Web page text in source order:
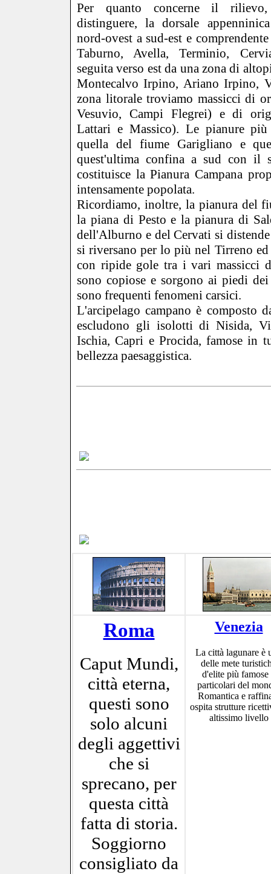
Per quanto concerne il rilievo,
distinguere, la dorsale
nord-ovest a sud-est e
Taburno, Avella, Terminio,
seguita verso est da una zona di
Montecalvo Irpino, Ariano Irpino,
zona litorale troviamo massicci di
Vesuvio, Campi Flegrei) e di
Lattari e Massico). Le pianure
quella del fiume Garigliano e
quest'ultima confina a sud con il
costituisce la Pianura Campana
intensamente popolata.
Ricordiamo, inoltre, la pianura del
la piana di Pesto e la pianura di
dell'Alburno e del Cervati si
si riversano per lo più nel Tirreno
con ripide gole tra i vari massicci
sono copiose e sorgono ai piedi
sono frequenti fenomeni carsici.
L'arcipelago campano è composto
escludono gli isolotti di Nisida,
Ischia, Capri e Procida, famose in
bellezza paesaggistica.
Roma
Caput Mundi,
città eterna,
questi sono
solo alcuni
degli aggettivi
che si
sprecano, per
questa città
fatta di storia.
Soggiorno
consigliato da
Venezia
La città lagunare è
delle mete
d'elite più famose
particolari del
Romantica e
ospita strutture
altissimo livello